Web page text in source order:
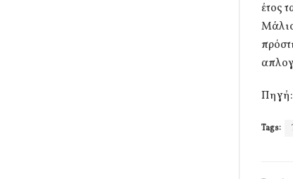
έτος
Tags: